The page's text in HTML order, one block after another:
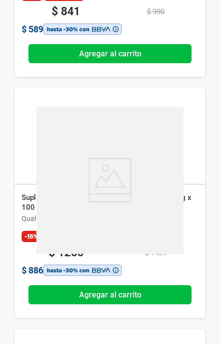
$ 841 $ 990
$ 589
Agregar al carrito
Suplemento Dietario Qualivits Vitamina C 500 mg x
100 caps
Qualivits
-15%
$ 1266 $ 1489
$ 886
Agregar al carrito